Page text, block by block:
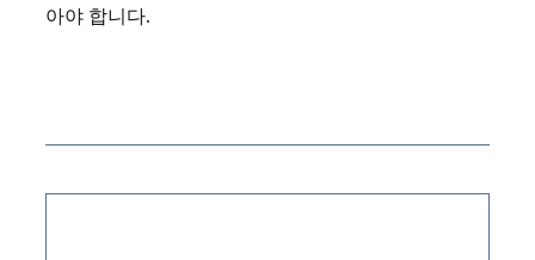
아야 합니다.